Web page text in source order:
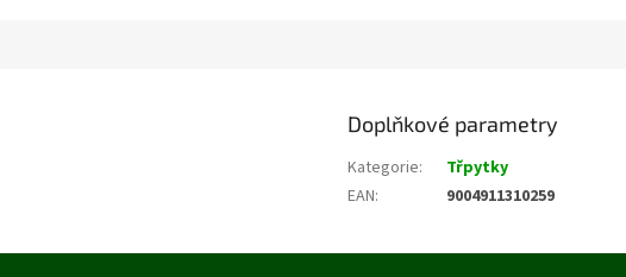
Doplňkové parametry
Kategorie:
Třpytky
EAN: 9004911310259